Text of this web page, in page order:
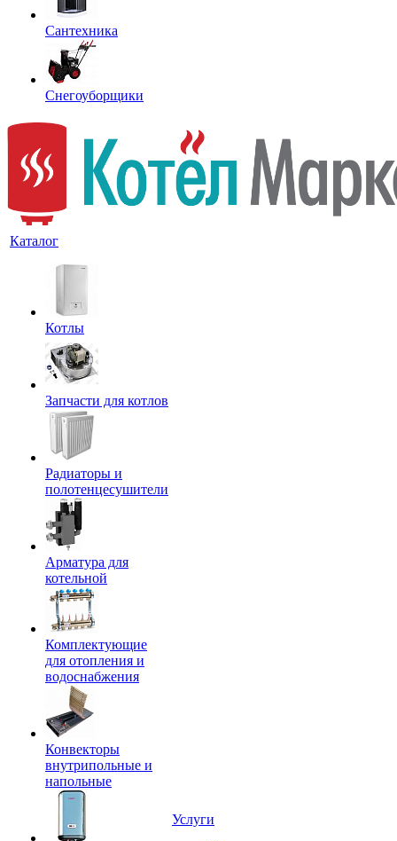
Сантехника
Снегоуборщики
Каталог
Котлы
Запчасти для котлов
Радиаторы и
полотенцесушители
Арматура для
котельной
Комплектующие
для отопления и
водоснабжения
Конвекторы
внутрипольные и
напольные
Услуги